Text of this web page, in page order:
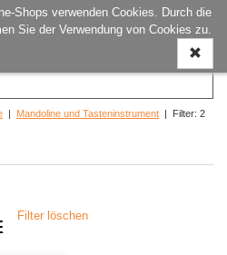
Shops verwenden Cookies. Durch die
Sie der Verwendung von Cookies zu.
ein-/
| Mandoline und Tasteninstrument | Filter: 2
Filter löschen